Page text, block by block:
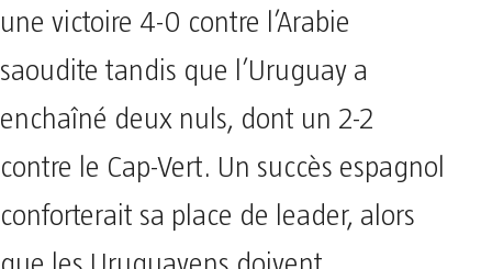
une victoire 4-0 contre l’Arabie
saoudite tandis que l’Uruguay a
enchaîné deux nuls, dont un 2-2
contre le Cap-Vert. Un succès espagnol
conforterait sa place de leader, alors